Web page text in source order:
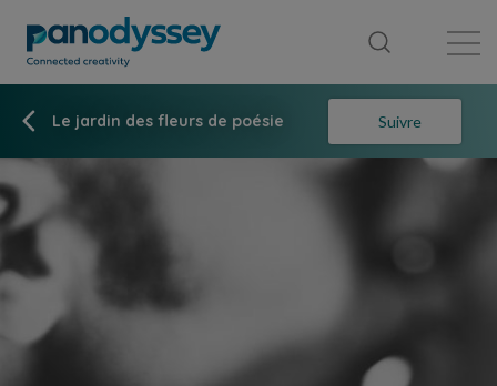
Le jardin des fleurs de poésie Suivre